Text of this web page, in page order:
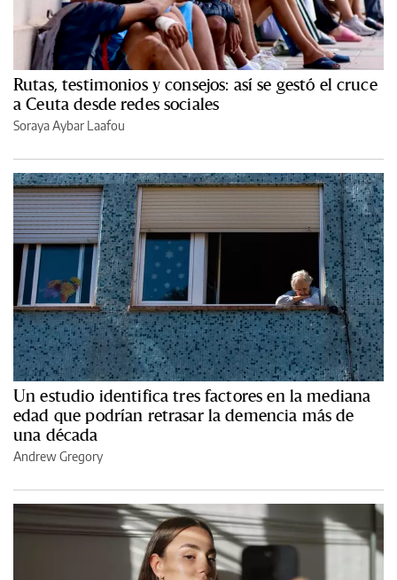
Rutas, testimonios y consejos: así se gestó el cruce
a Ceuta desde redes sociales
Soraya Aybar Laafou
Un estudio identifica tres factores en la mediana
edad que podrían retrasar la demencia más de
una década
Andrew Gregory